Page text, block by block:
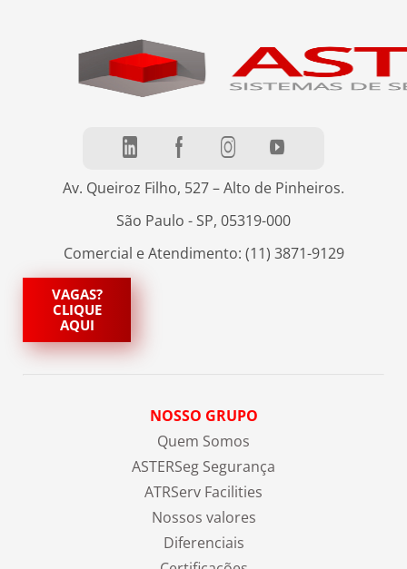
Av. Queiroz Filho, 527 – Alto de Pinheiros.
São Paulo - SP, 05319-000
Comercial e Atendimento: (11) 3871-9129
VAGAS?
CLIQUE
AQUI
NOSSO GRUPO
Quem Somos
ASTERSeg Segurança
ATRServ Facilities
Nossos valores
Diferenciais